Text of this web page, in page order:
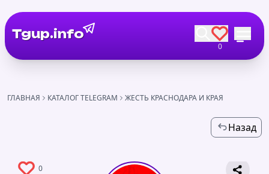
Tgup.info
0
ГЛАВНАЯ КАТАЛОГ TELEGRAM ЖЕСТЬ КРАСНОДАРА И КРАЯ
Назад
0